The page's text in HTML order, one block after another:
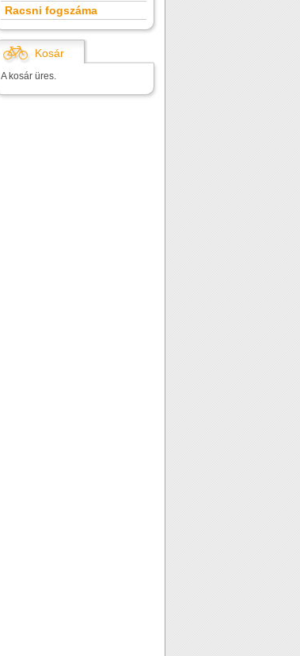
Racsni fogszáma
Kosár
A kosár üres.